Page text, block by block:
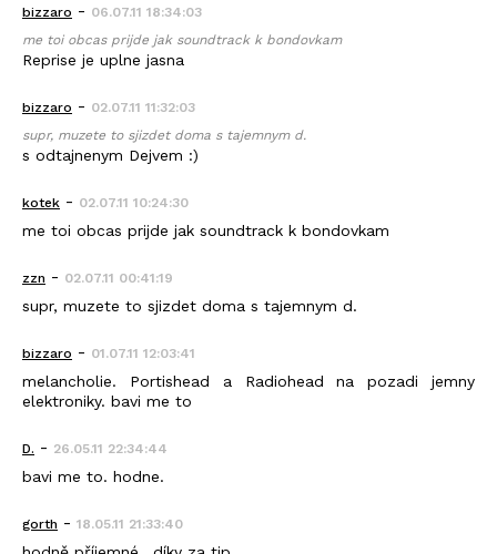
bizzaro - 06.07.11 18:34:03
me toi obcas prijde jak soundtrack k bondovkam
Reprise je uplne jasna
bizzaro - 02.07.11 11:32:03
supr, muzete to sjizdet doma s tajemnym d.
s odtajnenym Dejvem :)
kotek - 02.07.11 10:24:30
me toi obcas prijde jak soundtrack k bondovkam
zzn - 02.07.11 00:41:19
supr, muzete to sjizdet doma s tajemnym d.
bizzaro - 01.07.11 12:03:41
melancholie. Portishead a Radiohead na pozadi jemny
elektroniky. bavi me to
D. - 26.05.11 22:34:44
bavi me to. hodne.
gorth - 18.05.11 21:33:40